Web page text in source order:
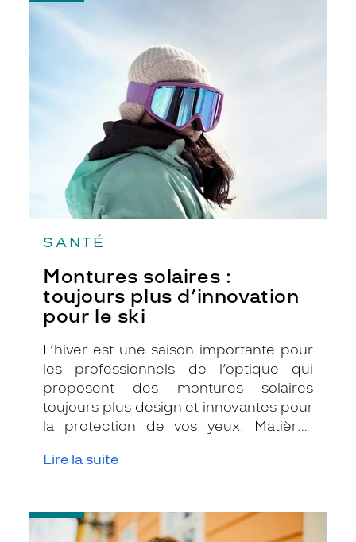
ville, à la mer, à la montagne, lors de
toutes les activités en extérieur.
SANTÉ
Montures solaires :
toujours plus d’innovation
pour le ski
L’hiver est une saison importante pour
les professionnels de l’optique qui
proposent des montures solaires
toujours plus design et innovantes pour
la protection de vos yeux. Matières
vous présente deux marques qui
Lire la suite
Montures
pour
-
Comment